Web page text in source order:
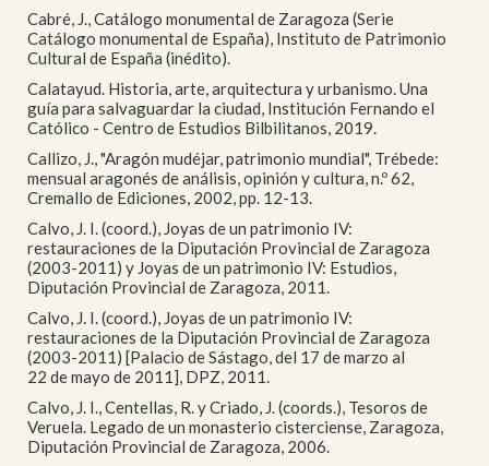
Cabré, J., Catálogo monumental de Zaragoza (Serie
Catálogo monumental de España), Instituto de Patrimonio
Cultural de España (inédito).
Calatayud. Historia, arte, arquitectura y urbanismo. Una
guía para salvaguardar la ciudad, Institución Fernando el
Católico - Centro de Estudios Bilbilitanos, 2019.
Callizo, J., "Aragón mudéjar, patrimonio mundial", Trébede:
mensual aragonés de análisis, opinión y cultura, n.º 62,
Cremallo de Ediciones, 2002, pp. 12-13.
Calvo, J. I. (coord.), Joyas de un patrimonio IV:
restauraciones de la Diputación Provincial de Zaragoza
(2003-2011) y Joyas de un patrimonio IV: Estudios,
Diputación Provincial de Zaragoza, 2011.
Calvo, J. I. (coord.), Joyas de un patrimonio IV:
restauraciones de la Diputación Provincial de Zaragoza
(2003-2011) [Palacio de Sástago, del 17 de marzo al
22 de mayo de 2011], DPZ, 2011.
Calvo, J. I., Centellas, R. y Criado, J. (coords.), Tesoros de
Veruela. Legado de un monasterio cisterciense, Zaragoza,
Diputación Provincial de Zaragoza, 2006.